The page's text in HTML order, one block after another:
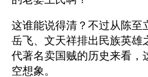
这谁能说得清？不过从陈至
岳飞、文天祥排出民族英雄
代著名卖国贼的历史来看，
空想象。